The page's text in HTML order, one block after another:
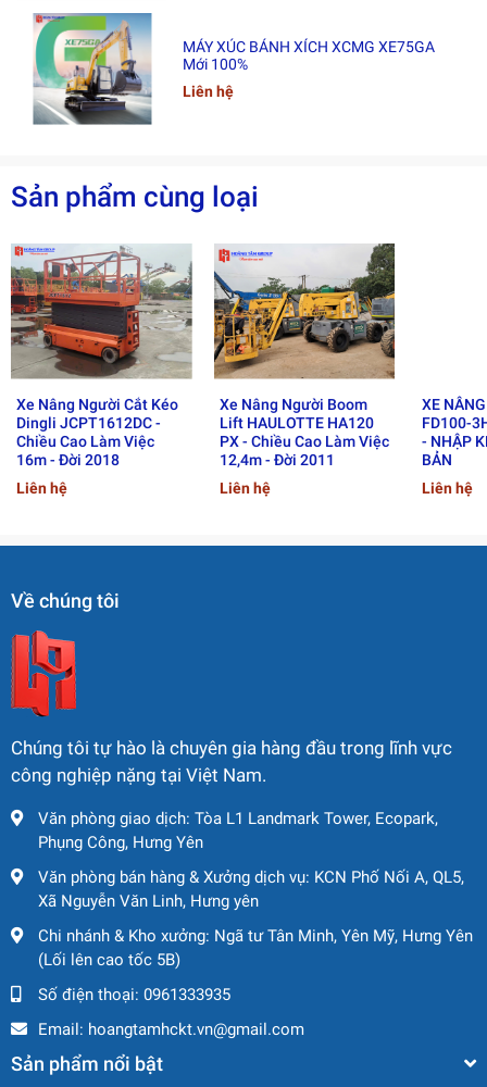
2. Ưu điểm nổi bật và ứng
dụng thực tế của xe nâng
người Boom lift Genie Z-
45/25.
2.1 Ưu điểm vượt trội của xe
nâng người Genie Z-45/25.
Khả năng tiếp cận linh hoạt
Nhờ cấu trúc cần khớp nối, xe có thể vươn qua chướng
dòng xe nâng thẳng đứng khó thực hiện được.
Xe được trang bị hệ thống cảnh báo quá tải, giới hạn an
toàn, phanh tự động cùng lan can bảo vệ chắc chắn, đảm
bảo an toàn tuyệt đối cho người vận hành.
Đa dạng phiên bản cho từng môi trường
Genie Z-45/25 RT (Rough Terrain): động cơ Diesel mạnh
mẽ, thích hợp công trường ngoài trời.
Genie Z-45/25 DC: chạy điện êm ái, không khí thải, lý
tưởng cho kho xưởng hoặc khu vực nhạy cảm về môi
MÁY XÚC BÁNH XÍCH XCMG XE75GA
Mới 100%
Liên hệ
Sản phẩm cùng loại
Xe Nâng Người Cắt Kéo
Dingli JCPT1612DC -
Chiều Cao Làm Việc
16m - Đời 2018
Liên hệ
Xe Nâng Người Boom
Lift HAULOTTE HA120
PX - Chiều Cao Làm Việc
12,4m - Đời 2011
Liên hệ
XE
FD100-
- NHẬP
BẢN
Liên hệ
Về chúng tôi
Chúng tôi tự hào là chuyên gia hàng đầu trong lĩnh vực
công nghiệp nặng tại Việt Nam.
Văn phòng giao dịch: Tòa L1 Landmark Tower, Ecopark,
Phụng Công, Hưng Yên
Văn phòng bán hàng & Xưởng dịch vụ: KCN Phố Nối A, QL5,
Xã Nguyễn Văn Linh, Hưng yên
Chi nhánh & Kho xưởng: Ngã tư Tân Minh, Yên Mỹ, Hưng Yên
(Lối lên cao tốc 5B)
Số điện thoại: 0961333935
Email: hoangtamhckt.vn@gmail.com
Sản phẩm nổi bật